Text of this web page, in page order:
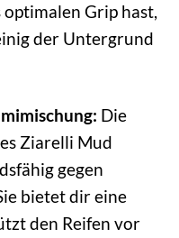
Grip hast,
der Untergrund
Die
Ziarelli Mud
gegen
bietet dir eine
den Reifen vor